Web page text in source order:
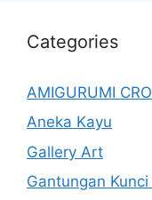
Categories
AMIGURUMI
Aneka Kayu
Gallery Art
Gantungan